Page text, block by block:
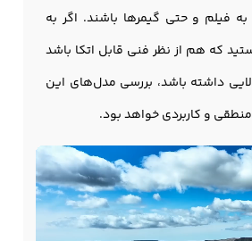
به فیلم و حتی گیمرها باشند. اگر به
که هم از نظر فنی قابل اتکا باشد
داشته باشد، بررسی مدل‌های این
و کاربردی خواهد بود.